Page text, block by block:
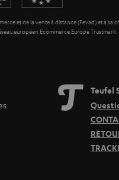
et de la vente à distance (Fevad) et à sa
européen Ecommerce Europe Trustmark.
Teufel